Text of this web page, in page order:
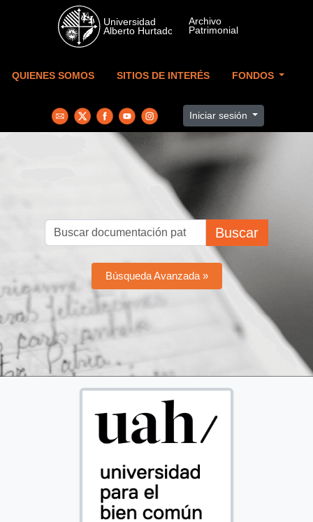
Skip to main content
QUIENES SOMOS SITIOS DE INTERÉS FONDOS
Iniciar sesión
Buscar
Búsqueda Avanzada »